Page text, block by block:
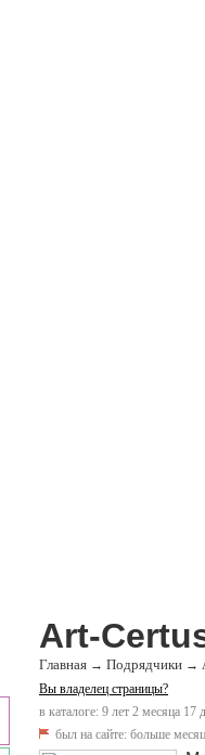
Art-
Главная → Подрядчики →
Вы владелец страницы?
в каталоге: 9 лет 2 месяца 17
был на сайте: больше